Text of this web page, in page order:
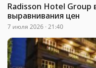
Radisson Hotel Group
выравнивания цен
7 июля 2026 · 21:40